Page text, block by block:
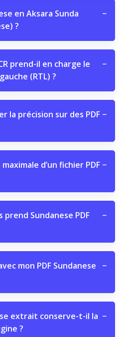
en Aksara Sunda
?
−
prend-il en charge le
(RTL) ?
−
la précision sur des PDF −
d’un fichier PDF −
prend Sundanese PDF
−
mon PDF Sundanese
−
extrait conserve-t-il la
?
−